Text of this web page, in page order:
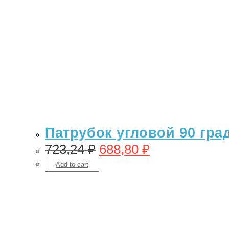
Патрубок угловой 90
723,24₽ 688,80 ₽
Add to cart